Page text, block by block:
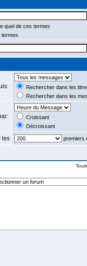
quel de ces termes
termes
Rechercher dans les
Rechercher dans les
Croissant
Décroissant
les premiers